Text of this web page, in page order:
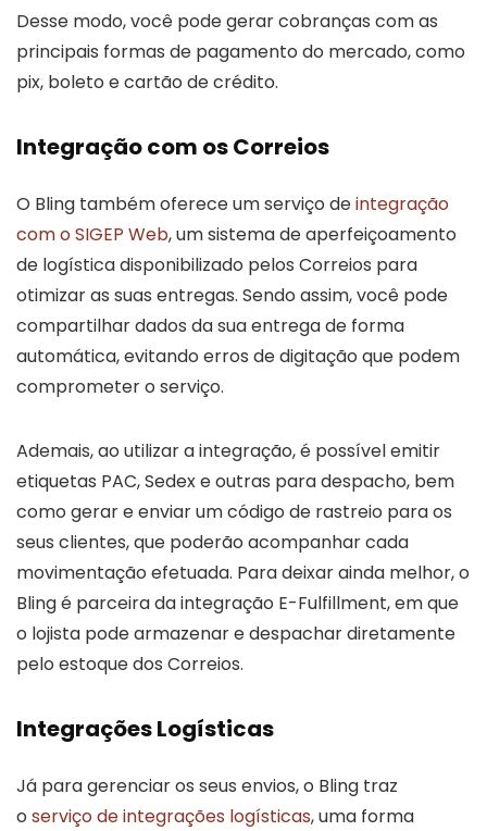
Desse modo, você pode gerar cobranças com as
principais formas de pagamento do mercado, como
pix, boleto e cartão de crédito.
Integração com os Correios
O Bling também oferece um serviço deintegração
com o SIGEP Web, um sistema de aperfeiçoamento
de logística disponibilizado pelos Correios para
otimizar as suas entregas. Sendo assim, você pode
compartilhar dados da sua entrega de forma
automática, evitando erros de digitação que podem
comprometer o serviço.
Ademais, ao utilizar a integração, é possível emitir
etiquetas PAC, Sedex e outras para despacho, bem
como gerar e enviar um código de rastreio para os
seus clientes, que poderão acompanhar cada
movimentação efetuada. Para deixar ainda melhor, o
Bling é parceira da integração E-Fulfillment, em que
o lojista pode armazenar e despachar diretamente
pelo estoque dos Correios.
Integrações Logísticas
Já para gerenciar os seus envios, o Bling traz
o serviço de integrações logísticas, uma forma